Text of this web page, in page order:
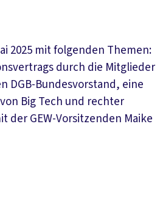
2025 mit folgenden Themen:
durch die Mitglieder
DGB-Bundesvorstand, eine
Big Tech und rechter
der GEW-Vorsitzenden Maike